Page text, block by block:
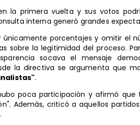
la primera vuelta y sus votos
interna generó grandes
únicamente porcentajes y omitir el
sobre la legitimidad del proceso.
socava el mensaje
la directiva se argumenta que
.
poca participación y afirmó que
Además, criticó a aquellos